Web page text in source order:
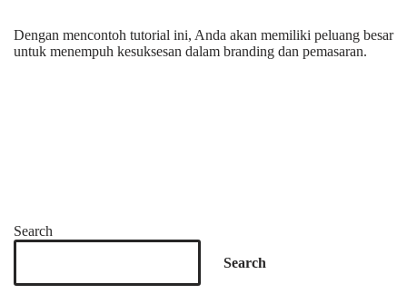
Dengan mencontoh tutorial ini, Anda akan memiliki peluang besar
untuk menempuh kesuksesan dalam branding dan pemasaran.
Search
Search